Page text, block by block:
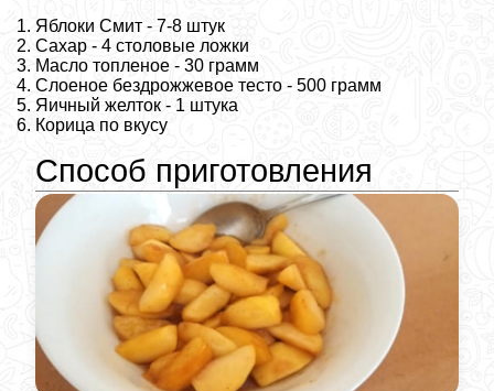
Яблоки Смит - 7-8 штук
Сахар - 4 столовые ложки
Масло топленое - 30 грамм
Слоеное бездрожжевое тесто - 500 грамм
Яичный желток - 1 штука
Корица по вкусу
Способ приготовления